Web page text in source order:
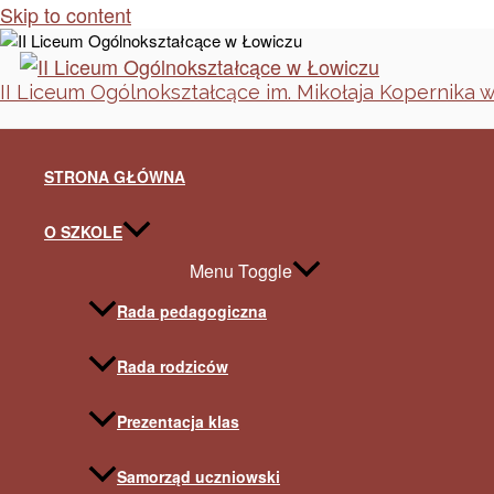
Skip to content
II Liceum Ogólnokształcące im. Mikołaja Kopernika
STRONA GŁÓWNA
O SZKOLE
Menu Toggle
Rada pedagogiczna
Rada rodziców
Prezentacja klas
Samorząd uczniowski